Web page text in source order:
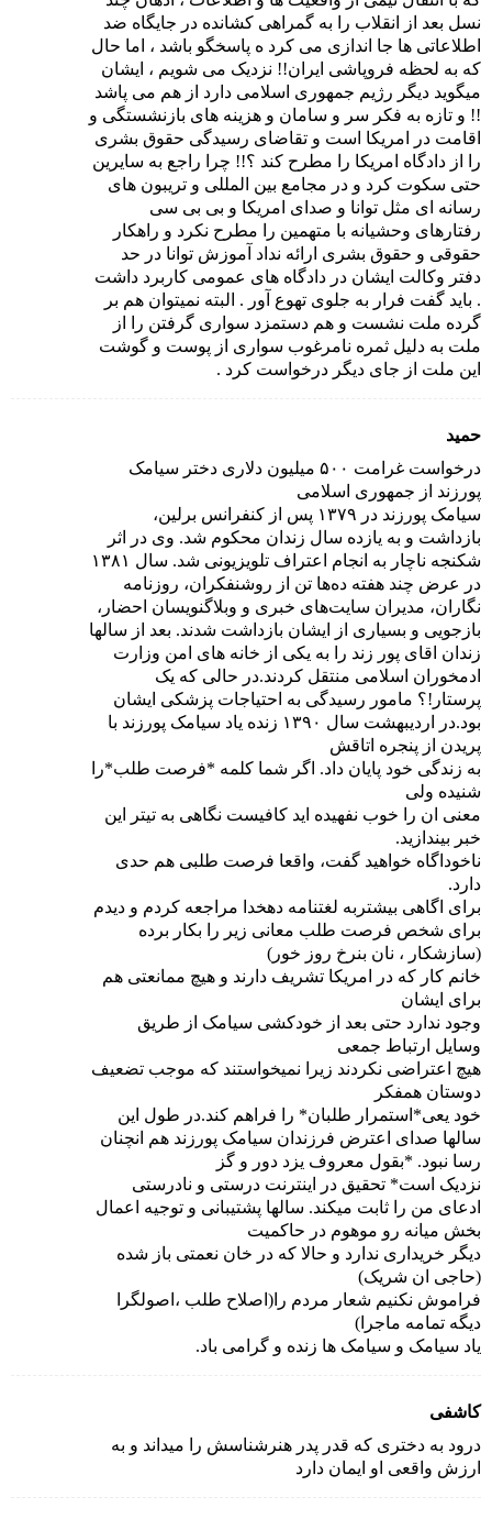
نسل بعد از انقلاب را به گمراهی کشانده در جایگاه ضد
اطلاعاتی ها جا اندازی می کرد ه پاسخگو باشد ، اما حال
که به لحظه فروپاشی ایران!! نزدیک می شویم ، ایشان
میگوید دیگر رژیم جمهوری اسلامی دارد از هم می پاشد
!! و تازه به فکر سر و سامان و هزینه های بازنشستگی و
اقامت در امریکا است و تقاضای رسیدگی حقوق بشری
را از دادگاه امریکا را مطرح کند ؟!! چرا راجع به سایرین
حتی سکوت کرد و در مجامع بین المللی و تریبون های
رسانه ای مثل توانا و صدای امریکا و بی بی سی
رفتارهای وحشیانه با متهمین را مطرح نکرد و راهکار
حقوقی و حقوق بشری ارائه نداد آموزش توانا در حد
دفتر وکالت ایشان در دادگاه های عمومی کاربرد داشت
. باید گفت فرار به جلوی تهوع آور . البته نمیتوان هم بر
گرده ملت نشست و هم دستمزد سواری گرفتن را از
ملت به دلیل ثمره نامرغوب سواری از پوست و گوشت
این ملت از جای دیگر درخواست کرد .
حمید
درخواست غرامت ۵۰۰ میلیون دلاری دختر سیامک
پورزند از جمهوری اسلامی
سیامک پورزند در ۱۳۷۹ پس از کنفرانس برلین،
بازداشت و به یازده سال زندان محکوم شد. وی در اثر
شکنجه ناچار به انجام اعتراف تلویزیونی شد. سال ۱۳۸۱
در عرض چند هفته ده‌ها تن از روشنفکران، روزنامه
نگاران، مدیران سایت‌های خبری و وبلاگنویسان احضار،
بازجویی و بسیاری از ایشان بازداشت شدند. بعد از سالها
زندان اقای پور زند را به یکی از خانه های امن وزارت
ادمخوران اسلامی منتقل کردند.در حالی که یک
پرستار!؟ مامور رسیدگی به احتیاجات پزشکی ایشان
بود.در اردیبهشت سال ۱۳۹۰ زنده یاد سیامک پورزند با
پریدن از پنجره اتاقش
به زندگی خود پایان داد. اگر شما کلمه *فرصت طلب*را
شنیده ولی
معنی ان را خوب نفهیده اید کافیست نگاهی به تیتر این
خبر بیندازید.
ناخوداگاه خواهید گفت، واقعا فرصت طلبی هم حدی
دارد.
برای اگاهی بیشتربه لغتنامه دهخدا مراجعه کردم و دیدم
برای شخص فرصت طلب معانی زیر را بکار برده
(سازشکار ، نان بنرخ روز خور)
خانم کار که در امریکا تشریف دارند و هیچ ممانعتی هم
برای ایشان
وجود ندارد حتی بعد از خودکشی سیامک از طریق
وسایل ارتباط جمعی
هیچ اعتراضی نکردند زیرا نمیخواستند که موجب تضعیف
دوستان همفکر
خود یعی*استمرار طلبان* را فراهم کند.در طول این
سالها صدای اعترض فرزندان سیامک پورزند هم انچنان
رسا نبود. *بقول معروف یزد دور و گز
نزدیک است* تحقیق در اینترنت درستی و نادرستی
ادعای من را ثابت میکند. سالها پشتیبانی و توجیه اعمال
بخش میانه رو موهوم در حاکمیت
دیگر خریداری ندارد و حالا که در خان نعمتی باز شده
(حاجی ان شریک)
فراموش نکنیم شعار مردم را(اصلاح طلب ،اصولگرا
دیگه تمامه ماجرا)
یاد سیامک و سیامک ها زنده و گرامی باد.
کاشفی
درود به دختری که قدر پدر هنرشناسش را میداند و به
ارزش واقعی او ایمان دارد